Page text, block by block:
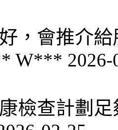
，會推介給
W*** 2026-
檢查計劃足